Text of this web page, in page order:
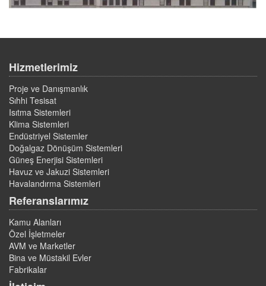
Hizmetlerimiz
Proje ve Danışmanlık
Sıhhi Tesisat
Isıtma Sistemleri
Klima Sistemleri
Endüstriyel Sistemler
Doğalgaz Dönüşüm Sistemleri
Güneş Enerjisi Sistemleri
Havuz ve Jakuzi Sistemleri
Havalandırma Sistemleri
Referanslarımız
Kamu Alanları
Özel İşletmeler
AVM ve Marketler
Bina ve Müstakil Evler
Fabrikalar